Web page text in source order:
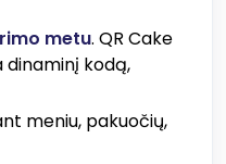
metu. QR Cake
kodą,
meniu, pakuočių,